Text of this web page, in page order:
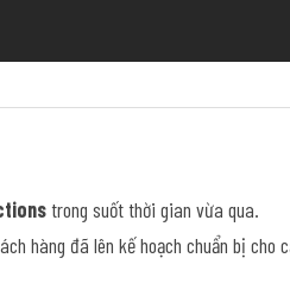
trong suốt thời gian vừa qua.
hàng đã lên kế hoạch chuẩn bị cho